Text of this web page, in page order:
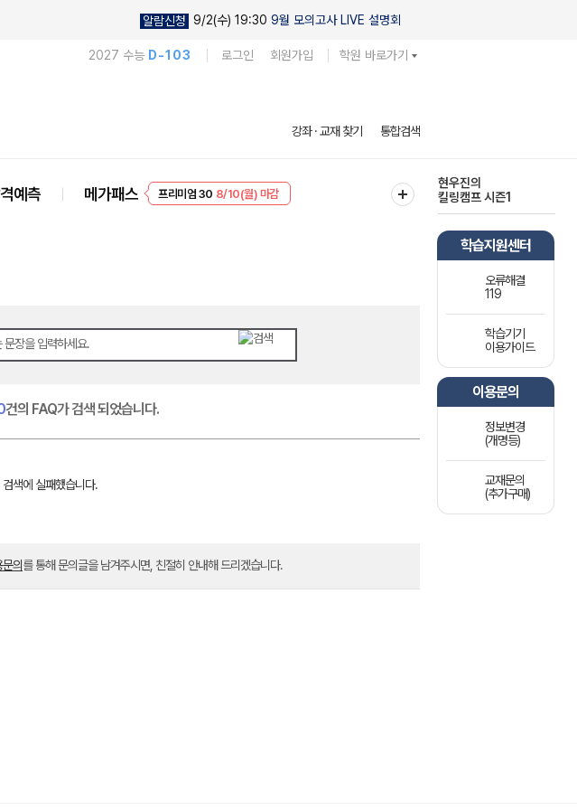
알람신청 9/2(수) 19:30 9월 모의고사 LIVE 설명회
2027 수능 D-103 로그인 회원가입 학원 바로가기
강좌 · 교재 찾기 통합검색
예측 메가패스
프리미엄 30 8/10(월) 마감
현우진의
킬링캠프 시즌1
문장을 입력하세요.
건의 FAQ가 검색 되었습니다.
검색에 실패했습니다.
의를 통해 문의글을 남겨주시면, 친절히 안내해 드리겠습니다.
학습지원센터
오류해결
119
학습기기
이용가이드
이용문의
정보변경
(개명등)
교재문의
(추가구매)